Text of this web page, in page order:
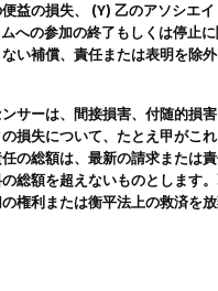
益の損失、 (Y) 乙のアソシエ
への参加の終了もしくは停止
い補償、責任または表明を除
サーは、間接損害、付随的損
損失について、たとえ甲がこ
の総額は、最新の請求または
総額を超えないものとします
権利または衡平法上の救済を